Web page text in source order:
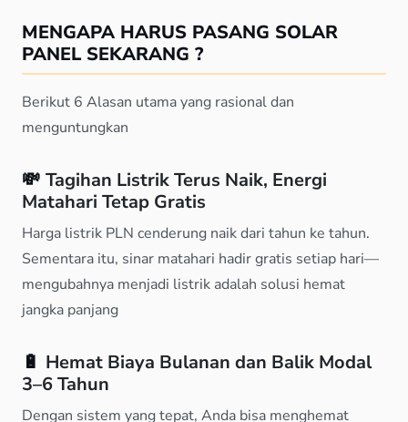
MENGAPA HARUS PASANG SOLAR
PANEL SEKARANG ?
Berikut 6 Alasan utama yang rasional dan
menguntungkan
💸 Tagihan Listrik Terus Naik, Energi
Matahari Tetap Gratis
Harga listrik PLN cenderung naik dari tahun ke tahun.
Sementara itu, sinar matahari hadir gratis setiap hari—
mengubahnya menjadi listrik adalah solusi hemat
jangka panjang
🔋 Hemat Biaya Bulanan dan Balik Modal
3–6 Tahun
Dengan sistem yang tepat, Anda bisa menghemat